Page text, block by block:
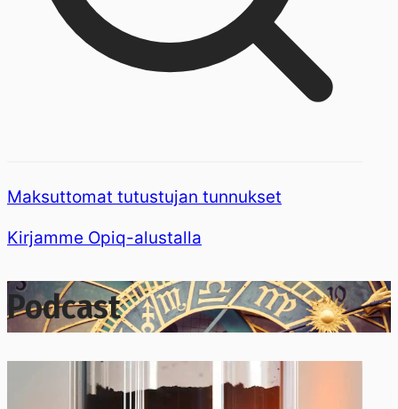
Maksuttomat tutustujan tunnukset
Kirjamme Opiq-alustalla
Podcast